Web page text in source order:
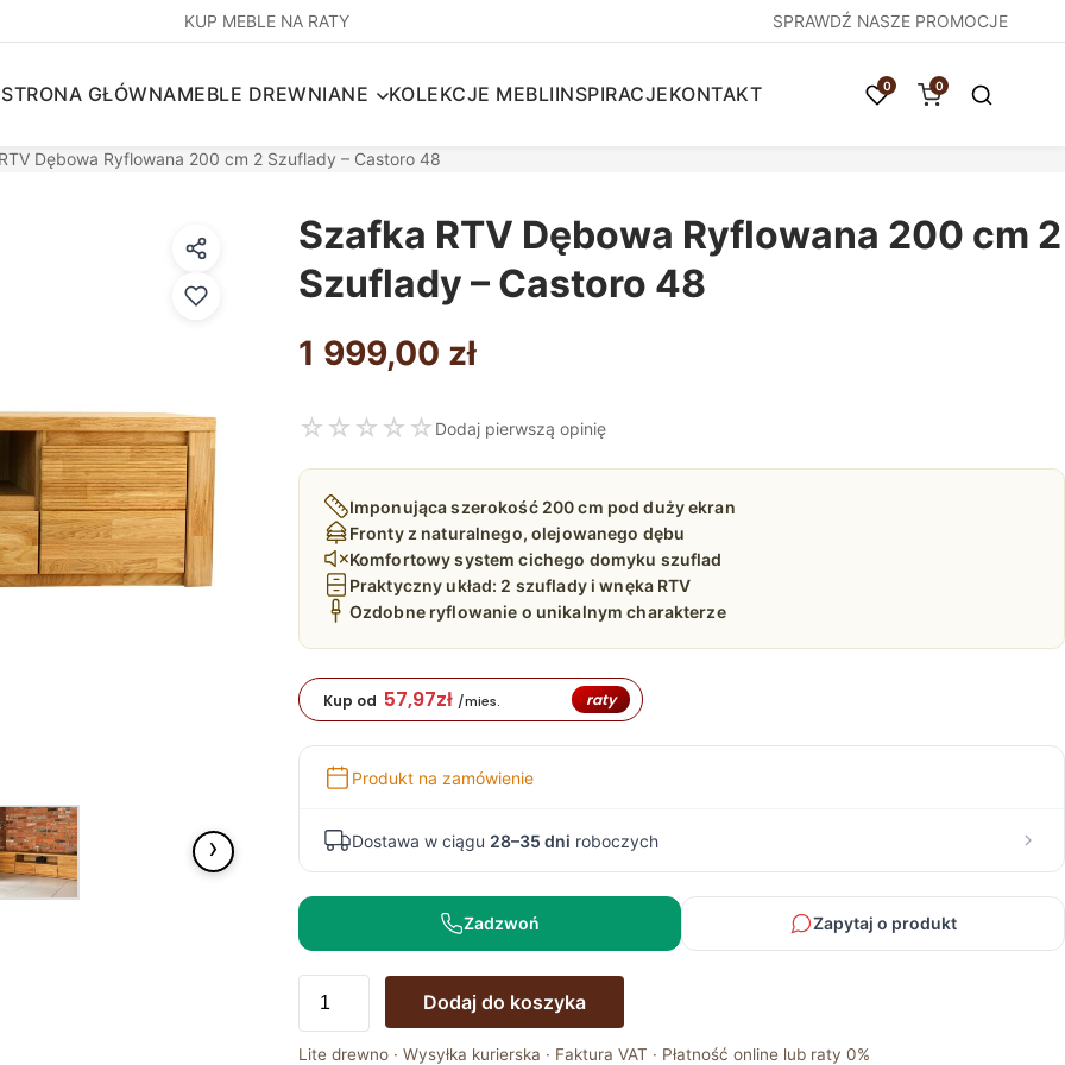
KUP MEBLE NA RATY SPRAWDŹ NASZE PROMOCJE
STRONA GŁÓWNAMEBLE DREWNIANE KOLEKCJE MEBLIINSPIRACJEKONTAKT 0 0
Dębowa Ryflowana 200 cm 2 Szuflady – Castoro 48
›
Szafka RTV Dębowa Ryflowana 200 cm 2
Szuflady – Castoro 48
1 999,00 zł
☆ ☆ ☆ ☆ ☆ Dodaj pierwszą opinię
Imponująca szerokość 200 cm pod duży ekran
Fronty z naturalnego, olejowanego dębu
Komfortowy system cichego domyku szuflad
Praktyczny układ: 2 szuflady i wnęka RTV
Ozdobne ryflowanie o unikalnym charakterze
Kup od 57,97zł /mies. raty
Produkt na zamówienie
Dostawa w ciągu 28–35 dni roboczych
Zadzwoń Zapytaj o produkt
RTV
Dodaj do koszyka
Lite drewno · Wysyłka kurierska · Faktura VAT · Płatność online lub raty 0%